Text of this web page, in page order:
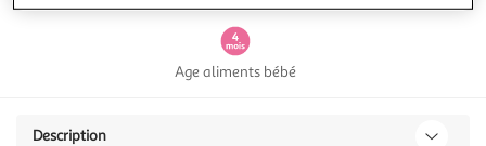
Age aliments bébé
Description